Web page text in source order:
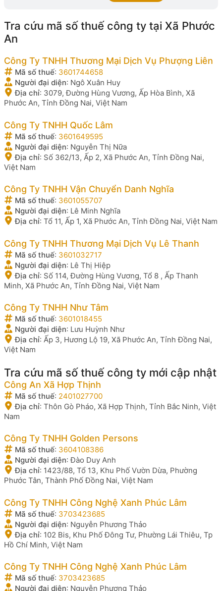
Tra cứu mã số thuế công ty tại Xã Phước
An
Công Ty TNHH Thương Mại Dịch Vụ Phượng Liên
Mã số thuế: 3601744658
Người đại diện: Ngô Xuân Huy
Địa chỉ: 3079, Đường Hùng Vương, Ấp Hòa Bình, Xã
Phước An, Tỉnh Đồng Nai, Việt Nam
Công Ty TNHH Quốc Lâm
Mã số thuế: 3601649595
Người đại diện: Nguyễn Thị Nữa
Địa chỉ: Số 362/13, Ấp 2, Xã Phước An, Tỉnh Đồng Nai,
Việt Nam
Công Ty TNHH Vận Chuyển Danh Nghĩa
Mã số thuế: 3601055707
Người đại diện: Lê Minh Nghĩa
Địa chỉ: Tổ 11, Ấp 1, Xã Phước An, Tỉnh Đồng Nai, Việt Nam
Công Ty TNHH Thương Mại Dịch Vụ Lê Thanh
Mã số thuế: 3601032717
Người đại diện: Lê Thị Hiệp
Địa chỉ: Số 114, Đường Hùng Vương, Tổ 8 , Ấp Thanh
Minh, Xã Phước An, Tỉnh Đồng Nai, Việt Nam
Công Ty TNHH Như Tâm
Mã số thuế: 3601018455
Người đại diện: Lưu Huỳnh Như
Địa chỉ: Ấp 3, Hương Lộ 19, Xã Phước An, Tỉnh Đồng Nai,
Việt Nam
Tra cứu mã số thuế công ty mới cập nhật
Công An Xã Hợp Thịnh
Mã số thuế: 2401027700
Địa chỉ: Thôn Gò Pháo, Xã Hợp Thịnh, Tỉnh Bắc Ninh, Việt
Nam
Công Ty TNHH Golden Persons
Mã số thuế: 3604108386
Người đại diện:Đào Duy Anh
Địa chỉ: 1423/88, Tổ 13, Khu Phố Vườn Dừa, Phường
Phước Tân, Thành Phố Đồng Nai, Việt Nam
Công Ty TNHH Công Nghệ Xanh Phúc Lâm
Mã số thuế: 3703423685
Người đại diện: Nguyễn Phương Thảo
Địa chỉ: 102 Bis, Khu Phố Đông Tư, Phường Lái Thiêu, Tp
Hồ Chí Minh, Việt Nam
Công Ty TNHH Công Nghệ Xanh Phúc Lâm
Mã số thuế: 3703423685
Người đại diện: Nguyễn Phương Thảo